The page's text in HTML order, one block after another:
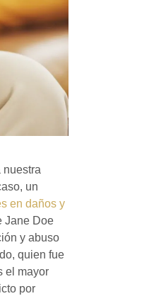
nuestra
un
en daños y
Jane Doe
y abuso
quien fue
el mayor
por